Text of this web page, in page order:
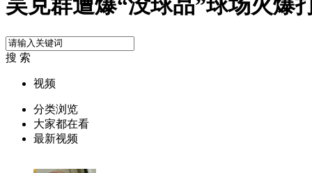
吴克群遭爆“没球品”球场火爆
搜 索
视频
分类浏览
大家都在看
最新视频